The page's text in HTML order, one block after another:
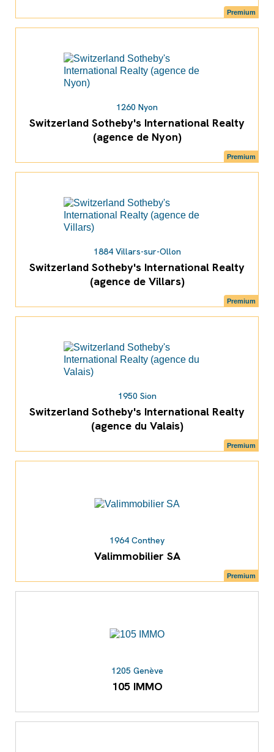
Premium
Premium
1260 Nyon
Switzerland Sotheby's International Realty
(agence de Nyon)
Premium
1884 Villars-sur-Ollon
Switzerland Sotheby's International Realty
(agence de Villars)
Premium
1950 Sion
Switzerland Sotheby's International Realty
(agence du Valais)
Premium
1964 Conthey
Valimmobilier SA
1205 Genève
105 IMMO